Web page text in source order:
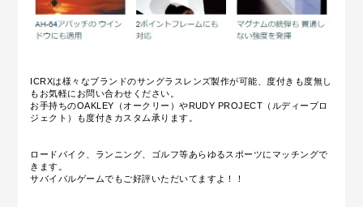
ICRXは様々なブランドのサングラスレンズ製作が可能、度付きも度無し
もお気軽にお問い合わせください。
お手持ちのOAKLEY（オークリー）やRUDY PROJECT（ルディープロ
ジェクト）も度付きカスタム承ります。
ロードバイク、ランニング、ゴルフ等あらゆるスポーツにマッチングで
きます。
サバイバルゲームでもご好評いただいてますよ！！